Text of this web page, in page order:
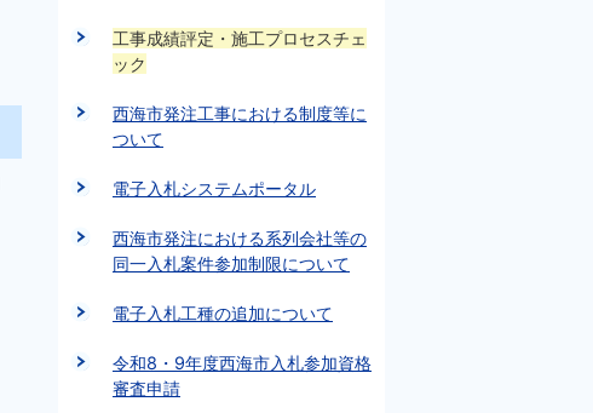
工事成績評定・施工プロセスチェ
ック
西海市発注工事における制度等に
ついて
電子入札システムポータル
西海市発注における系列会社等の
同一入札案件参加制限について
電子入札工種の追加について
令和8・9年度西海市入札参加資格
審査申請